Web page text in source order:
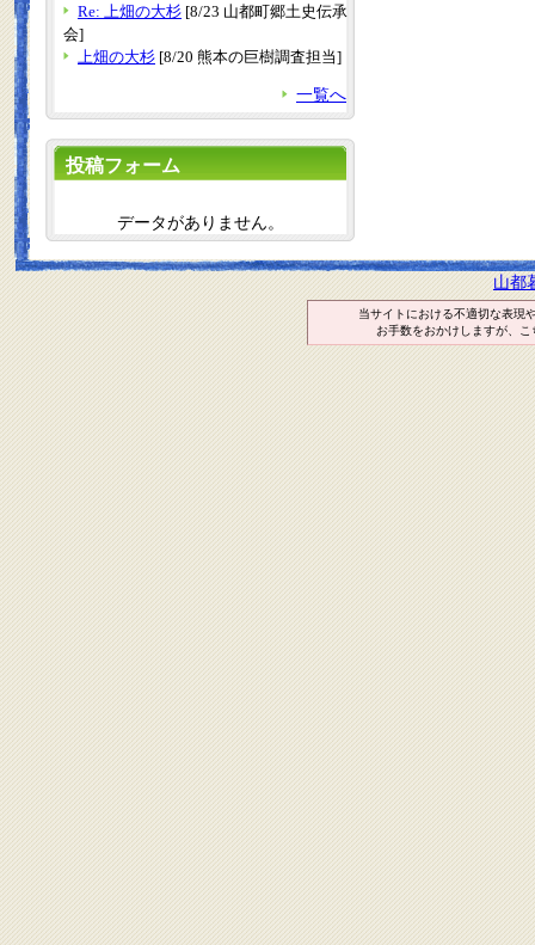
Re: 上畑の大杉 [8/23 山都町郷土史伝承
会]
上畑の大杉 [8/20 熊本の巨樹調査担当]
一覧へ
投稿フォーム
データがありません。
山都
当サイトにおける不適切な表現
お手数をおかけしますが、こ